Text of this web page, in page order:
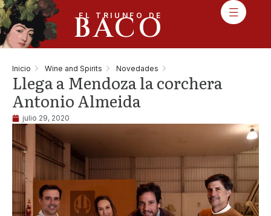
EL TRIUNFO DE
BACO
Inicio Wine and Spirits Novedades
Llega a Mendoza la corchera
Antonio Almeida
julio 29, 2020